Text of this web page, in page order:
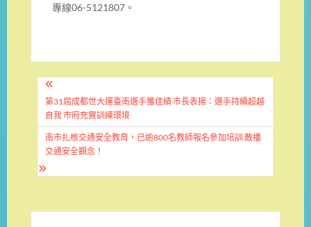
專線06-5121807。
文
章
導
覽
第31屆成都世大運臺南選手獲佳績 市長表揚：選手持續超越
自我 市府充實訓練環境
南市扎根交通安全教育，已逾800名教師報名參加培訓 散播
交通安全觀念！